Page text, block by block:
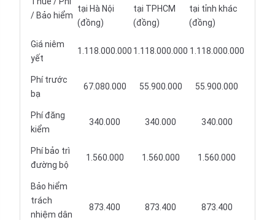
/ Bảo hiểm
tại Hà Nội
(đồng)
tại TPHCM
(đồng)
tại tỉnh khác
(đồng)
Giá niêm
yết
1.118.000.000 1.118.000.000 1.118.000.000
Phí trước
bạ
67.080.000 55.900.000 55.900.000
Phí đăng
kiểm
340.000 340.000 340.000
Phí bảo trì
đường bộ
1.560.000 1.560.000 1.560.000
Bảo hiểm
trách
nhiệm dân
873.400 873.400 873.400